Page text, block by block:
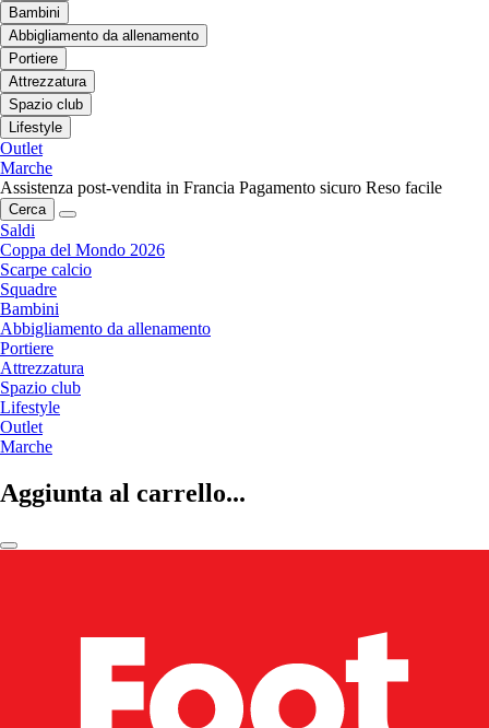
Bambini
Abbigliamento da allenamento
Portiere
Attrezzatura
Spazio club
Lifestyle
Outlet
Marche
Assistenza post-vendita in Francia Pagamento sicuro Reso facile
Cerca
Saldi
Coppa del Mondo 2026
Scarpe calcio
Squadre
Bambini
Abbigliamento da allenamento
Portiere
Attrezzatura
Spazio club
Lifestyle
Outlet
Marche
Aggiunta al carrello...